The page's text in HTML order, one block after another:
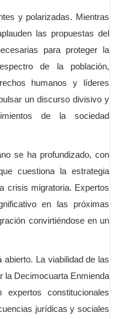
y polarizadas. Mientras
las propuestas del
para proteger la
de la población,
humanos y líderes
un discurso divisivo y
de la sociedad
se ha profundizado, con
cuestiona la estrategia
crisis migratoria. Expertos
en las próximas
convirtiéndose en un
La viabilidad de las
la Decimocuarta Enmienda
constitucionales
jurídicas y sociales